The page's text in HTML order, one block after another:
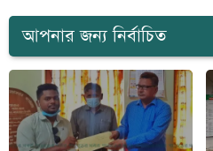
আপনার জন্য নির্বাচিত